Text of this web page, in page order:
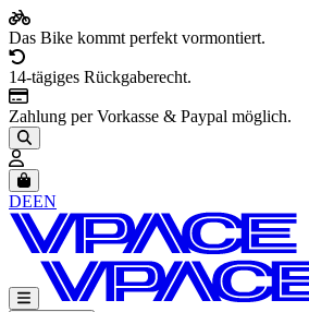
Das Bike kommt perfekt vormontiert.
14-tägiges Rückgaberecht.
Zahlung per Vorkasse & Paypal möglich.
Artikel im Warenkorb, Warenkorb anzeigen
DEEN